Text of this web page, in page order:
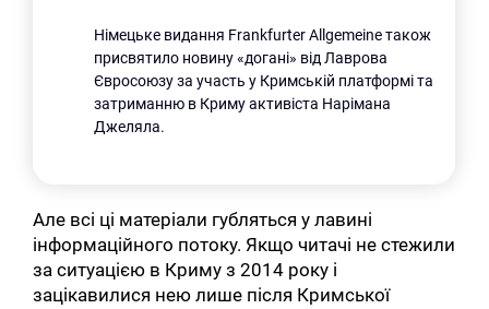
Німецьке видання Frankfurter Allgemeine також
присвятило новину «догані» від Лаврова
Євросоюзу за участь у Кримській платформі та
затриманню в Криму активіста Нарімана
Джеляла.
Але всі ці матеріали губляться у лавині
інформаційного потоку. Якщо читачі не стежили
за ситуацією в Криму з 2014 року і
зацікавилися нею лише після Кримської